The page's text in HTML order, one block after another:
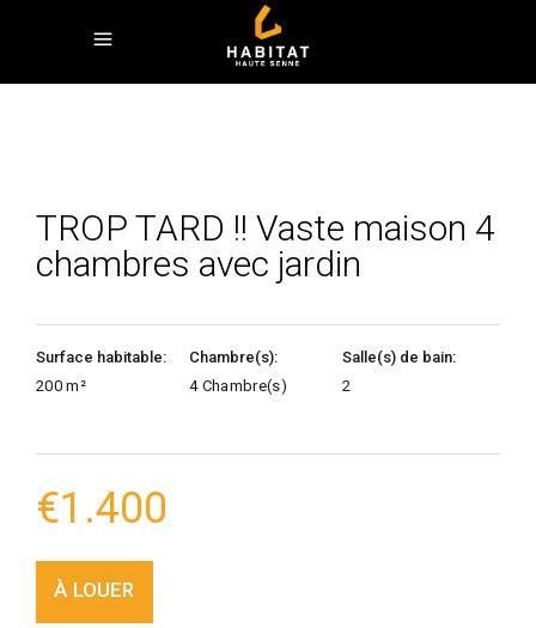
TROP TARD !! Vaste maison 4
chambres avec jardin
Surface habitable:
200 m²
Chambre(s):
4 Chambre(s)
Salle(s) de bain:
2
€1.400
À LOUER